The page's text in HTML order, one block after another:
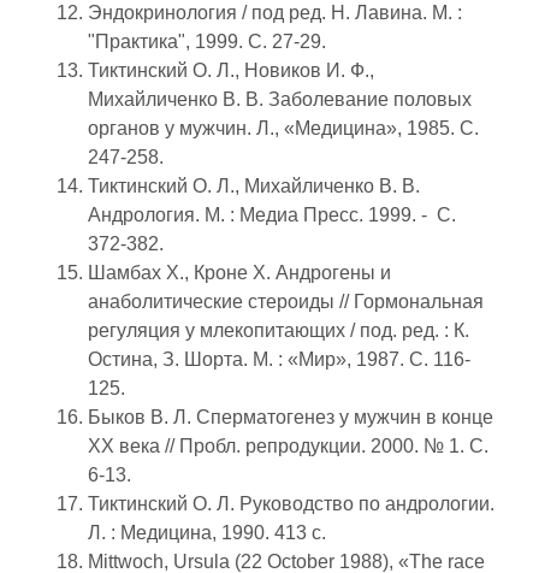
Эндокринология / под ред. Н. Лавина. М. :
"Практика", 1999. C. 27-29.
Тиктинский O. Л., Новиков И. Ф.,
Михайличенко В. В. Заболевание половых
органов у мужчин. Л., «Медицина», 1985. C.
247-258.
Тиктинский О. Л., Михайличенко В. В.
Андрология. М. : Медиа Пресс. 1999. - C.
372-382.
Шамбах X., Кроне X. Андрогены и
анаболитические стероиды // Гормональная
регуляция у млекопитающих / под. ред. : К.
Остина, З. Шорта. М. : «Мир», 1987. С. 116-
125.
Быков В. Л. Сперматогенез у мужчин в конце
ХХ века // Пробл. репродукции. 2000. № 1. С.
6-13.
Тиктинский О. Л. Руководство по андрологии.
Л. : Медицина, 1990. 413 с.
Mittwoch, Ursula (22 October 1988), «The race